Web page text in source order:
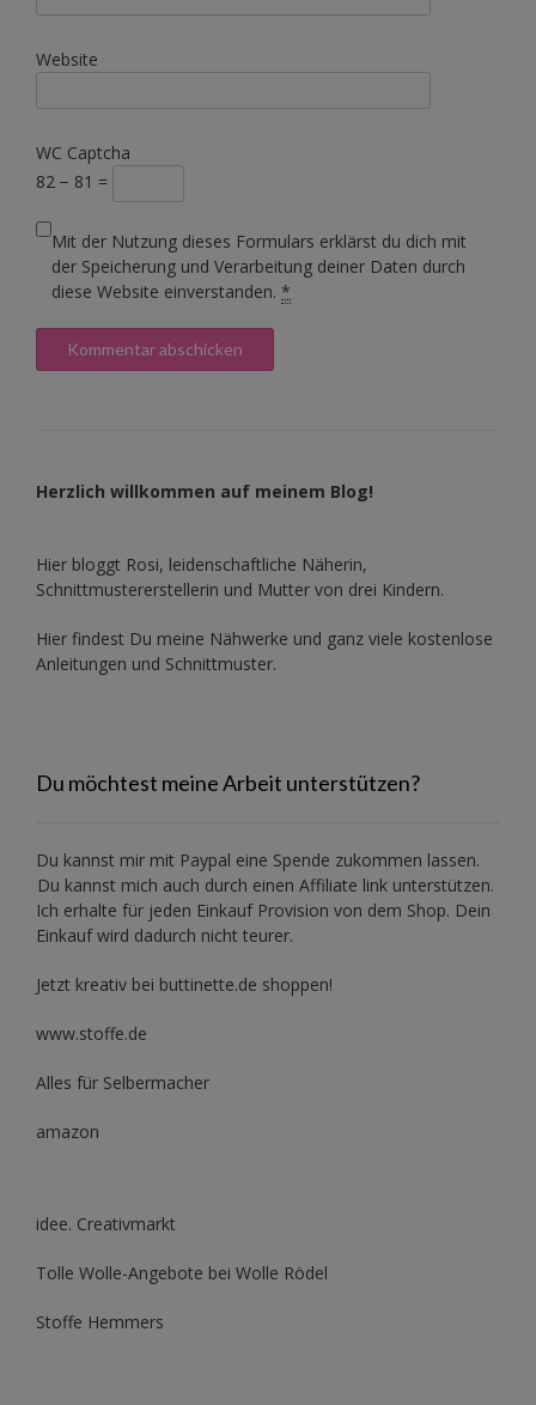
Website
WC Captcha
82 − 81 =
Mit der Nutzung dieses Formulars erklärst du dich mit
der Speicherung und Verarbeitung deiner Daten durch
diese Website einverstanden. *
Herzlich willkommen auf meinem Blog!
Hier bloggt Rosi, leidenschaftliche Näherin,
Schnittmustererstellerin und Mutter von drei Kindern.
Hier findest Du meine Nähwerke und ganz viele kostenlose
Anleitungen und Schnittmuster.
Du möchtest meine Arbeit unterstützen?
Du kannst mir mit Paypal eine Spende zukommen lassen.
Du kannst mich auch durch einen Affiliate link unterstützen.
Ich erhalte für jeden Einkauf Provision von dem Shop. Dein
Einkauf wird dadurch nicht teurer.
Jetzt kreativ bei buttinette.de shoppen!
www.stoffe.de
Alles für Selbermacher
amazon
idee. Creativmarkt
Tolle Wolle-Angebote bei Wolle Rödel
Stoffe Hemmers